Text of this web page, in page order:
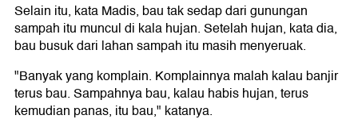
Selain itu, kata Madis, bau tak sedap dari gunungan
sampah itu muncul di kala hujan. Setelah hujan, kata dia,
bau busuk dari lahan sampah itu masih menyeruak.
"Banyak yang komplain. Komplainnya malah kalau banjir
terus bau. Sampahnya bau, kalau habis hujan, terus
kemudian panas, itu bau," katanya.